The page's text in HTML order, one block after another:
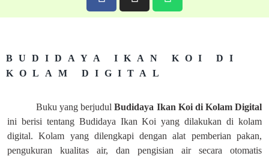
BUDIDAYA IKAN KOI DI
KOLAM DIGITAL
Buku yang berjudulBudidaya Ikan Koi di Kolam Digital
ini berisi tentang Budidaya Ikan Koi yang dilakukan di kolam
digital. Kolam yang dilengkapi dengan alat pemberian pakan,
pengukuran kualitas air, dan pengisian air secara otomatis